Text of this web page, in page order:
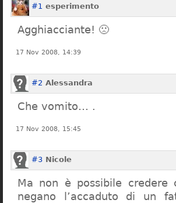
#1 esperimento
Agghiacciante! 🙁
17 Nov 2008, 14:39
#2 Alessandra
Che vomito… .
17 Nov 2008, 15:45
#3 Nicole
Ma non è possibile credere
negano l’accaduto di un